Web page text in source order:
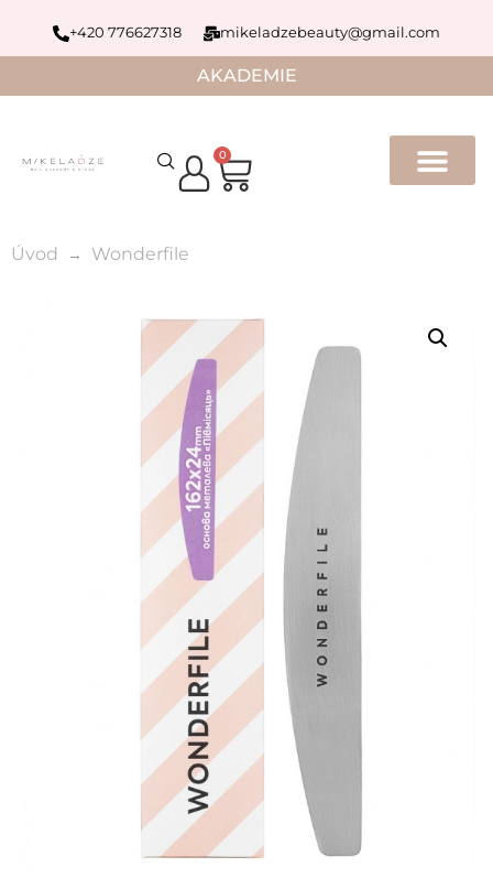
+420 776627318 mikeladzebeauty@gmail.com
AKADEMIE
0
Úvod Wonderfile